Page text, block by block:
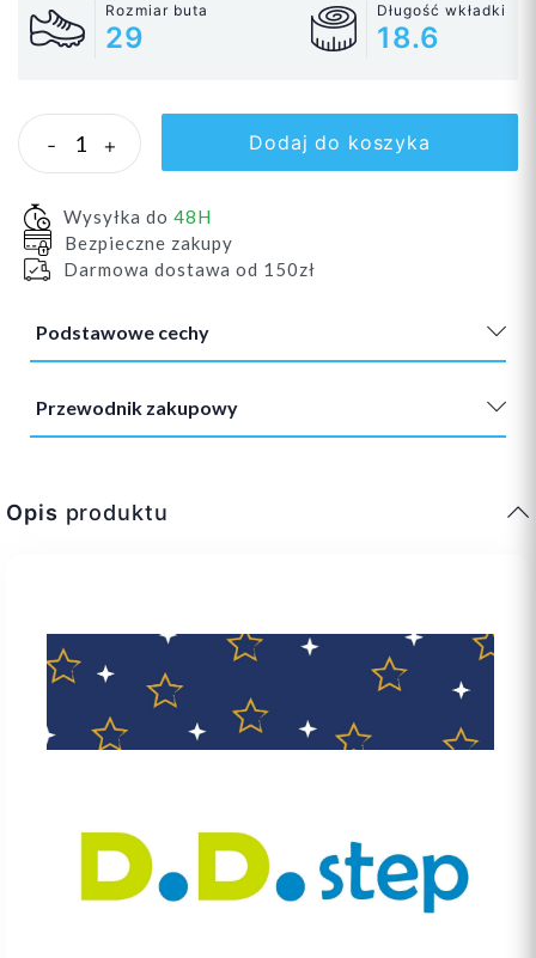
Rozmiar buta
29
Długość wkładki
18.6
- + Dodaj do koszyka
Wysyłka do 48H
Bezpieczne zakupy
Darmowa dostawa od 150zł
Podstawowe cechy
Przewodnik zakupowy
Opis produktu